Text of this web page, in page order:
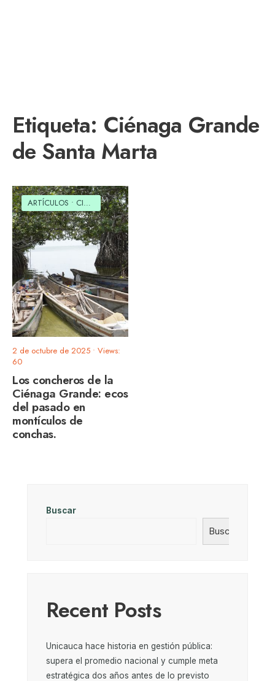
Etiqueta: Ciénaga Grande
de Santa Marta
ARTÍCULOS • CIENCIA •CULTURAL
2 de octubre de 2025 • Views:
60
Los concheros de la
Ciénaga Grande: ecos
del pasado en
montículos de
conchas.
Buscar
Buscar
Recent Posts
Unicauca hace historia en gestión pública:
supera el promedio nacional y cumple meta
estratégica dos años antes de lo previsto